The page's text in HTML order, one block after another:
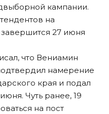
кампании.
на
27 июня
что Вениамин
намерение
края и подал
Чуть ранее, 19
на пост